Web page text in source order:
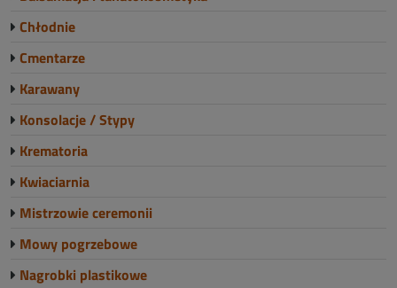
Chłodnie
Cmentarze
Karawany
Konsolacje / Stypy
Krematoria
Kwiaciarnia
Mistrzowie ceremonii
Mowy pogrzebowe
Nagrobki plastikowe